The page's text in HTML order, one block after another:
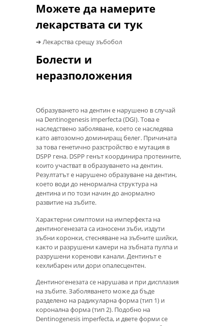
Можете да намерите
лекарствата си тук
➔ Лекарства срещу зъбобол
Болести и
неразположения
Образуването на дентин е нарушено в случай
на Dentinogenesis imperfecta (DGI). Това е
наследствено заболяване, което се наследява
като автозомно доминиращ белег. Причината
за това генетично разстройство е мутация в
DSPP гена. DSPP генът координира протеините,
които участват в образуването на дентин.
Резултатът е нарушено образуване на дентин,
което води до ненормална структура на
дентина и по този начин до анормално
развитие на зъбите.
Характерни симптоми на имперфекта на
дентиногенезата са износени зъби, издути
зъбни коронки, стесняване на зъбните шийки,
както и разрушени камери на зъбната пулпа и
разрушени коренови канали. Дентинът е
кехлибарен или дори опалесцентен.
Дентиногенезата се нарушава и при дисплазия
на зъбите. Заболяването може да бъде
разделено на радикуларна форма (тип 1) и
коронална форма (тип 2). Подобно на
Dentinogenesis imperfecta, и двете форми се